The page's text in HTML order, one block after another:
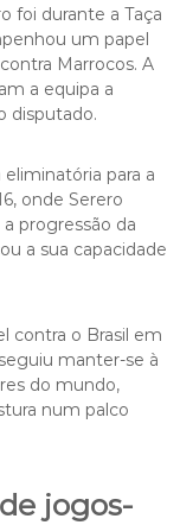
foi durante a Taça
um papel
Marrocos. A
a equipa a
disputado.
para a
onde Serero
progressão da
a sua capacidade
contra o Brasil em
manter-se à
do mundo,
num palco
jogos-